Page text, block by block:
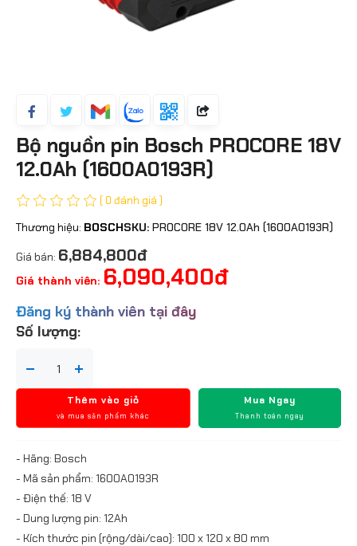
Bộ nguồn pin Bosch PROCORE 18V
12.0Ah (1600A0193R)
( 0 đánh giá )
Thương hiệu: BOSCHSKU: PROCORE 18V 12.0Ah (1600A0193R)
Giá bán: 6,884,800đ
Giá thành viên: 6,090,400đ
Đăng ký thành viên tại đây
Số lượng:
Thêm vào giỏ
và mua sản phẩm khác
Mua Ngay
Thanh toán ngay
- Hãng: Bosch
- Mã sản phẩm: 1600A0193R
- Điện thế: 18 V
- Dung lượng pin: 12Ah
- Kích thước pin (rộng/dài/cao): 100 x 120 x 80 mm